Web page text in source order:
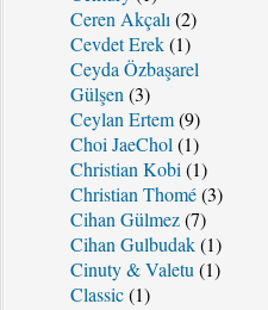
Ceren Akçalı (2)
Cevdet Erek(1)
Ceyda Özbaşarel
Gülşen (3)
Ceylan Ertem(9)
Choi JaeChol (1)
Christian Kobi (1)
Christian Thomé(3)
Cihan Gülmez(7)
Cihan Gulbudak(1)
Cinuty & Valetu (1)
Classic(1)